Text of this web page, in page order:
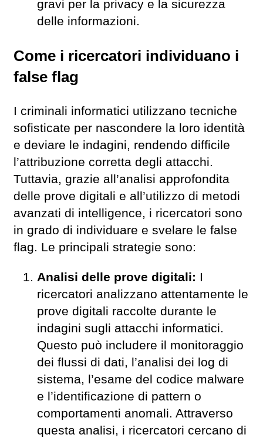
gravi per la privacy e la sicurezza
delle informazioni.
Come i ricercatori individuano i
false flag
I criminali informatici utilizzano tecniche
sofisticate per nascondere la loro identità
e deviare le indagini, rendendo difficile
l’attribuzione corretta degli attacchi.
Tuttavia, grazie all’analisi approfondita
delle prove digitali e all’utilizzo di metodi
avanzati di intelligence, i ricercatori sono
in grado di individuare e svelare le false
flag. Le principali strategie sono:
Analisi delle prove digitali: I
ricercatori analizzano attentamente le
prove digitali raccolte durante le
indagini sugli attacchi informatici.
Questo può includere il monitoraggio
dei flussi di dati, l’analisi dei log di
sistema, l’esame del codice malware
e l’identificazione di pattern o
comportamenti anomali. Attraverso
questa analisi, i ricercatori cercano di